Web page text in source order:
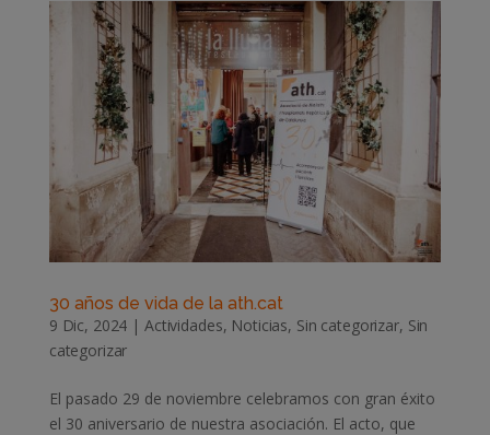
30 años de vida de la ath.cat
9 Dic, 2024 | Actividades, Noticias, Sin categorizar, Sin
categorizar
El pasado 29 de noviembre celebramos con gran éxito
el 30 aniversario de nuestra asociación. El acto, que